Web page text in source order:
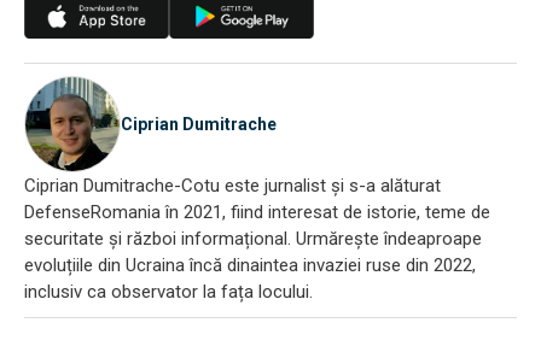
Ciprian Dumitrache
Ciprian Dumitrache-Cotu este jurnalist și s-a alăturat
DefenseRomania în 2021, fiind interesat de istorie, teme de
securitate și război informațional. Urmărește îndeaproape
evoluțiile din Ucraina încă dinaintea invaziei ruse din 2022,
inclusiv ca observator la fața locului.